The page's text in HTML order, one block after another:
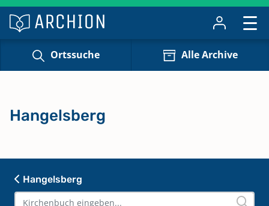
Ortssuche Alle Archive
Hangelsberg
Hangelsberg